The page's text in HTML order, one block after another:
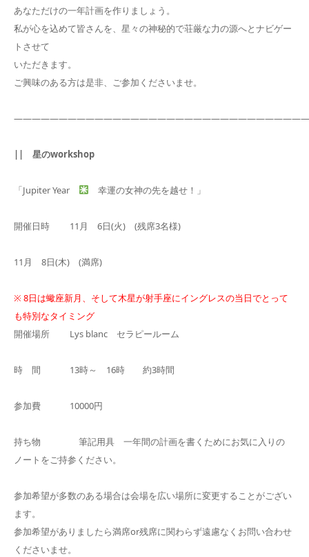
あなただけの一年計画を作りましょう。
私が心を込めて皆さんを、星々の神秘的で荘厳な力の源へとナビゲー
トさせて
いただきます。
ご興味のある方は是非、ご参加くださいませ。
|| 星のworkshop
「Jupiter Year 幸運の女神の先を越せ！」
開催日時 11月 6日(火) (残席3名様)
11月 8日(木) (満席)
※ 8日は蠍座新月、そして木星が射手座にイングレスの当日でとって
も特別なタイミング
開催場所 Lys blanc セラピールーム
時 間 13時～ 16時 約3時間
参加費 10000円
持ち物 筆記用具 一年間の計画を書くためにお気に入りの
ノートをご持参ください。
参加希望が多数のある場合は会場を広い場所に変更することがござい
ます。
参加希望がありましたら満席or残席に関わらず遠慮なくお問い合わせ
くださいませ。